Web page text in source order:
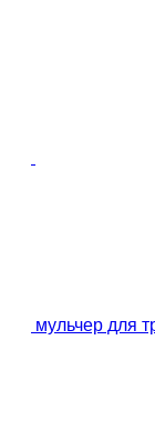
мульчер для